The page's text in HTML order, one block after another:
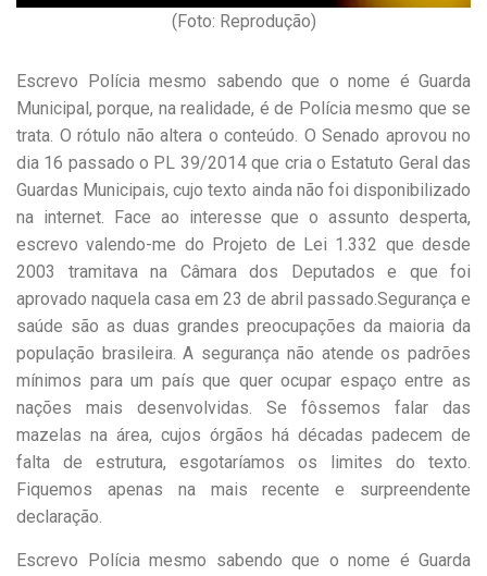
(Foto: Reprodução)
Escrevo Polícia mesmo sabendo que o nome é Guarda
Municipal, porque, na realidade, é de Polícia mesmo que se
trata. O rótulo não altera o conteúdo. O Senado aprovou no
dia 16 passado o PL 39/2014 que cria o Estatuto Geral das
Guardas Municipais, cujo texto ainda não foi disponibilizado
na internet. Face ao interesse que o assunto desperta,
escrevo valendo-me do Projeto de Lei 1.332 que desde
2003 tramitava na Câmara dos Deputados e que foi
aprovado naquela casa em 23 de abril passado.Segurança e
saúde são as duas grandes preocupações da maioria da
população brasileira. A segurança não atende os padrões
mínimos para um país que quer ocupar espaço entre as
nações mais desenvolvidas. Se fôssemos falar das
mazelas na área, cujos órgãos há décadas padecem de
falta de estrutura, esgotaríamos os limites do texto.
Fiquemos apenas na mais recente e surpreendente
declaração.
Escrevo Polícia mesmo sabendo que o nome é Guarda